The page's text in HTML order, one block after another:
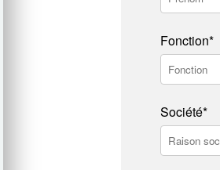
Fonction*
Société*